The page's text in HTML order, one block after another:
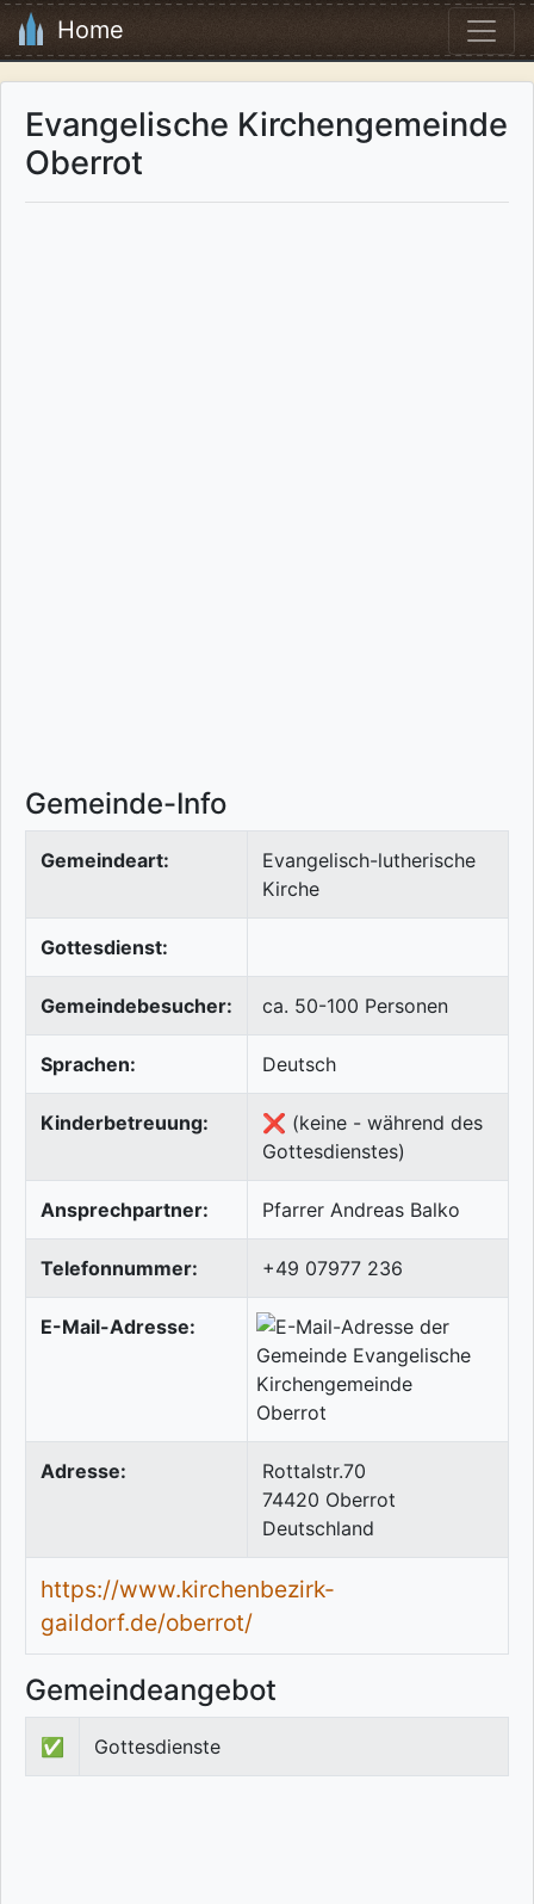
Home
Evangelische Kirchengemeinde
Oberrot
Gemeinde-Info
Gemeindeart:
Evangelisch-lutherische
Kirche
Gottesdienst:
Gemeindebesucher: ca. 50-100 Personen
Sprachen: Deutsch
Kinderbetreuung:
❌ (keine - während des
Gottesdienstes)
Ansprechpartner: Pfarrer Andreas Balko
Telefonnummer: +49 07977 236
E-Mail-Adresse:
Adresse:
Rottalstr.70
74420 Oberrot
Deutschland
https://www.kirchenbezirk-
gaildorf.de/oberrot/
Gemeindeangebot
✅ Gottesdienste